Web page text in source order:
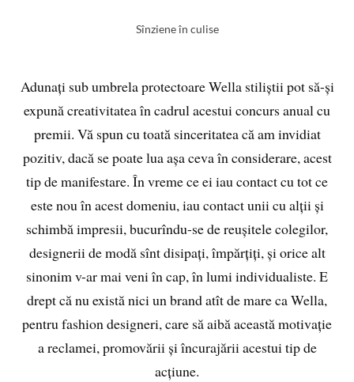
Sînziene în culise
Adunați sub umbrela protectoare Wella stiliștii pot să-și
expună creativitatea în cadrul acestui concurs anual cu
premii. Vă spun cu toată sinceritatea că am invidiat
pozitiv, dacă se poate lua așa ceva în considerare, acest
tip de manifestare. În vreme ce ei iau contact cu tot ce
este nou în acest domeniu, iau contact unii cu alții și
schimbă impresii, bucurîndu-se de reușitele colegilor,
designerii de modă sînt disipați, împărțiți, și orice alt
sinonim v-ar mai veni în cap, în lumi individualiste. E
drept că nu există nici un brand atît de mare ca Wella,
pentru fashion designeri, care să aibă această motivație
a reclamei, promovării și încurajării acestui tip de
acțiune.